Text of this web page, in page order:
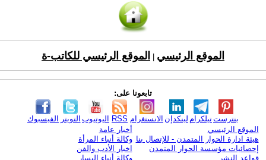
الموقع الرئيسي الموقع الرئيسي للكاتب-ة
تابعونا على:
الفيسبوك التويتر اليوتيوب RSS الانستغرام لينكدإن تيلكرامبنترست
الموقع الرئيسي
هيئة ادارة الحوار المتمدن - للإتصال بنا
إحصائيات مؤسسة الحوار المتمدن
قواعد النشر
أخبار عامة
وكالة أنباء المرأة
اخبار الأدب والفن
وكالة أنباء اليسار